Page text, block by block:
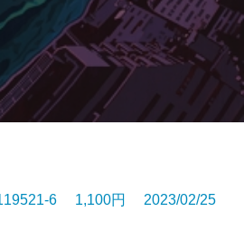
6 1,100円 2023/02/25